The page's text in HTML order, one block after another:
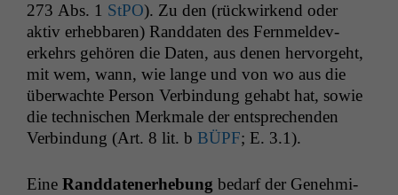
273 Abs. 1 StPO). Zu den (rück­wirk­end oder
aktiv erheb­baren) Rand­dat­en des Fer­n­melde­v­
erkehrs gehören die Dat­en, aus denen her­vorge­ht,
mit wem, wann, wie lange und von wo aus die
überwachte Per­son Verbindung gehabt hat, sowie
die tech­nis­chen Merk­male der entsprechen­den
Verbindung (Art. 8 lit. b BÜPF; E. 3.1).
Eine Rand­daten­er­he­bung bedarf der Genehmi­